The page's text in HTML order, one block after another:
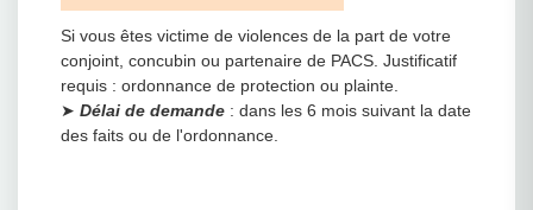
Si vous êtes victime de violences de la part de votre
conjoint, concubin ou partenaire de PACS. Justificatif
requis : ordonnance de protection ou plainte.
➤ Délai de demande : dans les 6 mois suivant la date
des faits ou de l'ordonnance.